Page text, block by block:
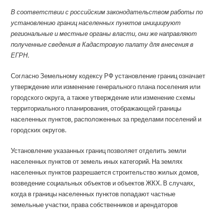
В соответствии с российским законодательством работы по
установлению границ населенных пунктов инициируют
региональные и местные органы власти, они же направляют
полученные сведения в Кадастровую палату для внесения в
ЕГРН.
Согласно Земельному кодексу РФ установление границ означает
утверждение или изменение генерального плана поселения или
городского округа, а также утверждение или изменение схемы
территориального планирования, отображающей границы
населенных пунктов, расположенных за пределами поселений и
городских округов.
Установление указанных границ позволяет отделить земли
населенных пунктов от земель иных категорий. На землях
населенных пунктов разрешается строительство жилых домов,
возведение социальных объектов и объектов ЖКХ. В случаях,
когда в границы населенных пунктов попадают частные
земельные участки, права собственников и арендаторов